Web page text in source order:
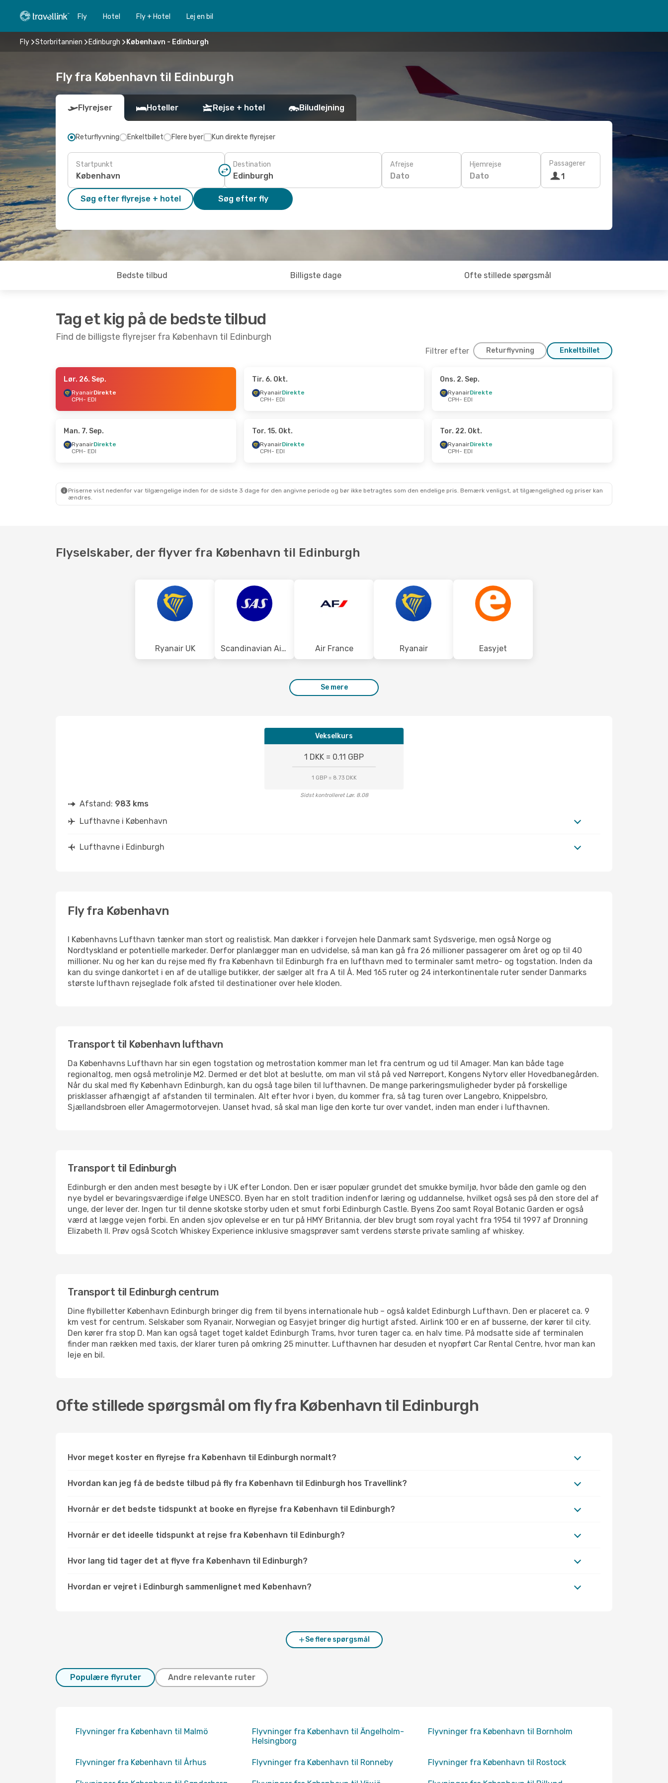
Fly Hotel Fly + Hotel Lej en bil
Fly Storbritannien Edinburgh København - Edinburgh
Fly fra København til Edinburgh
Flyrejser Hoteller Rejse + hotel Biludlejning
Returflyvning Enkeltbillet Flere byer Kun direkte flyrejser
Startpunkt Destination Afrejse
Dato
Hjemrejse
Dato
Passagerer
1
Søg efter flyrejse + hotel Søg efter fly
Bedste tilbud Billigste dage Ofte stillede spørgsmål
Tag et kig på de bedste tilbud
Find de billigste flyrejser fra København til Edinburgh
Filtrer efter Returflyvning Enkeltbillet
- Man. 28. Sep. - Tir. 25. Aug. - Tir. 6. Okt.
- Tor. 3. Sep. - Ons. 21. Okt.
EDI
- CPH
- Tir. 27. Okt.
EDI
Lør. 26. Sep.
RyanairDirekte
CPH- EDI
Tir. 6. Okt.
RyanairDirekte
CPH- EDI
Ons. 2. Sep.
RyanairDirekte
CPH- EDI
Man. 7. Sep.
RyanairDirekte
CPH- EDI
Tor. 15. Okt.
RyanairDirekte
CPH- EDI
Tor. 22. Okt.
RyanairDirekte
CPH- EDI
Priserne vist nedenfor var tilgængelige inden for de sidste 3 dage for den angivne periode og bør ikke betragtes som den endelige pris. Bemærk venligst, at tilgængelighed og priser kan
ændres.
Flyselskaber, der flyver fra København til Edinburgh
Ryanair UK Scandinavian Airlines Air France Ryanair Easyjet
Se mere
Vekselkurs
1 DKK = 0.11 GBP
1 GBP = 8.73 DKK
Sidst kontrolleret Lør. 8.08
Afstand: 983 kms
Lufthavne i København
Lufthavne i Edinburgh
Fly fra København
I Københavns Lufthavn tænker man stort og realistisk. Man dækker i forvejen hele Danmark samt Sydsverige, men også Norge og
Nordtyskland er potentielle markeder. Derfor planlægger man en udvidelse, så man kan gå fra 26 millioner passagerer om året og op til 40
millioner. Nu og her kan du rejse med fly fra København til Edinburgh fra en lufthavn med to terminaler samt metro- og togstation. Inden da
kan du svinge dankortet i en af de utallige butikker, der sælger alt fra A til Å. Med 165 ruter og 24 interkontinentale ruter sender Danmarks
største lufthavn rejseglade folk afsted til destinationer over hele kloden.
Transport til København lufthavn
Da Københavns Lufthavn har sin egen togstation og metrostation kommer man let fra centrum og ud til Amager. Man kan både tage
regionaltog, men også metrolinje M2. Dermed er det blot at beslutte, om man vil stå på ved Nørreport, Kongens Nytorv eller Hovedbanegården.
Når du skal med fly København Edinburgh, kan du også tage bilen til lufthavnen. De mange parkeringsmuligheder byder på forskellige
prisklasser afhængigt af afstanden til terminalen. Alt efter hvor i byen, du kommer fra, så tag turen over Langebro, Knippelsbro,
Sjællandsbroen eller Amagermotorvejen. Uanset hvad, så skal man lige den korte tur over vandet, inden man ender i lufthavnen.
Transport til Edinburgh
Edinburgh er den anden mest besøgte by i UK efter London. Den er især populær grundet det smukke bymiljø, hvor både den gamle og den
nye bydel er bevaringsværdige ifølge UNESCO. Byen har en stolt tradition indenfor læring og uddannelse, hvilket også ses på den store del af
unge, der lever der. Ingen tur til denne skotske storby uden et smut forbi Edinburgh Castle. Byens Zoo samt Royal Botanic Garden er også
værd at lægge vejen forbi. En anden sjov oplevelse er en tur på HMY Britannia, der blev brugt som royal yacht fra 1954 til 1997 af Dronning
Elizabeth II. Prøv også Scotch Whiskey Experience inklusive smagsprøver samt verdens største private samling af whiskey.
Transport til Edinburgh centrum
Dine flybilletter København Edinburgh bringer dig frem til byens internationale hub – også kaldet Edinburgh Lufthavn. Den er placeret ca. 9
km vest for centrum. Selskaber som Ryanair, Norwegian og Easyjet bringer dig hurtigt afsted. Airlink 100 er en af busserne, der kører til city.
Den kører fra stop D. Man kan også taget toget kaldet Edinburgh Trams, hvor turen tager ca. en halv time. På modsatte side af terminalen
finder man rækken med taxis, der klarer turen på omkring 25 minutter. Lufthavnen har desuden et nyopført Car Rental Centre, hvor man kan
leje en bil.
Ofte stillede spørgsmål om fly fra København til Edinburgh
Hvor meget koster en flyrejse fra København til Edinburgh normalt?
Hvordan kan jeg få de bedste tilbud på fly fra København til Edinburgh hos Travellink?
Hvornår er det bedste tidspunkt at booke en flyrejse fra København til Edinburgh?
Hvornår er det ideelle tidspunkt at rejse fra København til Edinburgh?
Hvor lang tid tager det at flyve fra København til Edinburgh?
Hvordan er vejret i Edinburgh sammenlignet med København?
Se flere spørgsmål
Populære flyruter Andre relevante ruter
Flyvninger fra København til Malmö
Flyvninger fra København til Ängelholm-
Helsingborg
Flyvninger fra København til Bornholm
Flyvninger fra København til Århus Flyvninger fra København til Ronneby Flyvninger fra København til Rostock